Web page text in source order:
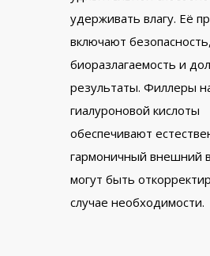
удерживать влагу. Её
включают безопасность,
биоразлагаемость и
результаты. Филлеры
гиалуроновой кислоты
обеспечивают
гармоничный внешний
могут быть
случае необходимости.